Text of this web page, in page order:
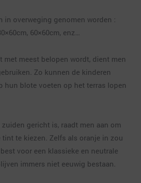
in overweging genomen worden :
60×60cm, enz…
met meest belopen wordt, dient men
Zo kunnen de kinderen
hun blote voeten op het terras lopen
gericht is, raadt men aan om
te kiezen. Zelfs als oranje in zou
voor een klassieke en neutrale
immers niet eeuwig bestaan.